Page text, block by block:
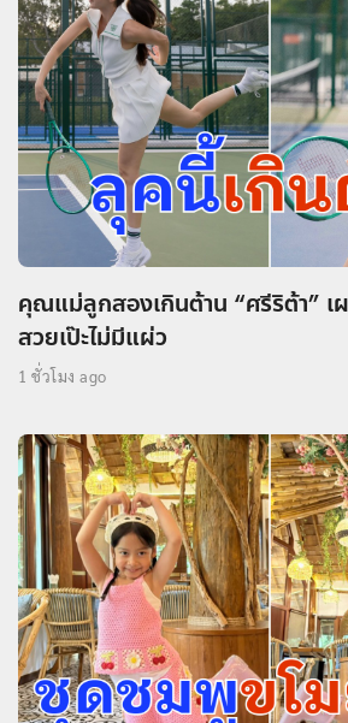
คุณแม่ลูกสองเกินต้าน “ศรีริต้า” เ
สวยเป๊ะไม่มีแผ่ว
1 ชั่วโมง ago